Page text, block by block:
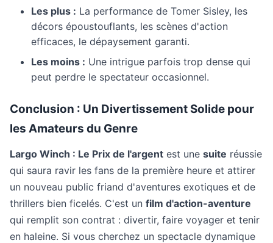
Les plus : La performance de Tomer Sisley, les
décors époustouflants, les scènes d'action
efficaces, le dépaysement garanti.
Les moins : Une intrigue parfois trop dense qui
peut perdre le spectateur occasionnel.
Conclusion : Un Divertissement Solide pour
les Amateurs du Genre
Largo Winch : Le Prix de l'argent est une suite réussie
qui saura ravir les fans de la première heure et attirer
un nouveau public friand d'aventures exotiques et de
thrillers bien ficelés. C'est un film d'action-aventure
qui remplit son contrat : divertir, faire voyager et tenir
en haleine. Si vous cherchez un spectacle dynamique